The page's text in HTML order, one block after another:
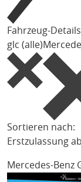
Fahrzeug-
glc (alle)
Sortieren nach:
Erstzulassung
Mercedes-Benz